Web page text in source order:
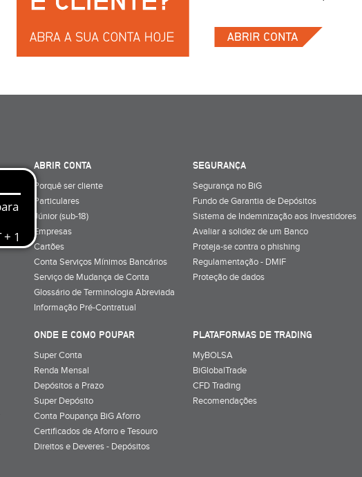
ABRIR CONTA
Porquê ser cliente
Particulares
Júnior (sub-18)
Empresas
Cartões
Conta Serviços Mínimos Bancários
Serviço de Mudança de Conta
Glossário de Terminologia Abreviada
Informação Pré-Contratual
SEGURANÇA
Segurança no BiG
Fundo de Garantia de Depósitos
Sistema de Indemnização aos Investidores
Avaliar a solidez de um Banco
Proteja-se contra o phishing
Regulamentação - DMIF
Proteção de dados
ONDE E COMO POUPAR
Super Conta
Renda Mensal
Depósitos a Prazo
Super Depósito
Conta Poupança BiG Aforro
Certificados de Aforro e Tesouro
Direitos e Deveres - Depósitos
PLATAFORMAS DE TRADING
MyBOLSA
BiGlobalTrade
CFD Trading
Recomendações